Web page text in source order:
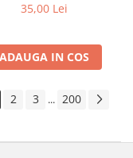
35,00 Lei
ADAUGA IN COS
2 3 ... 200